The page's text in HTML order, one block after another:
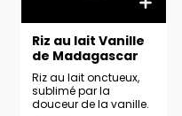
Riz au lait Vanille
de Madagascar
Riz au lait onctueux,
sublimé par la
douceur de la vanille.